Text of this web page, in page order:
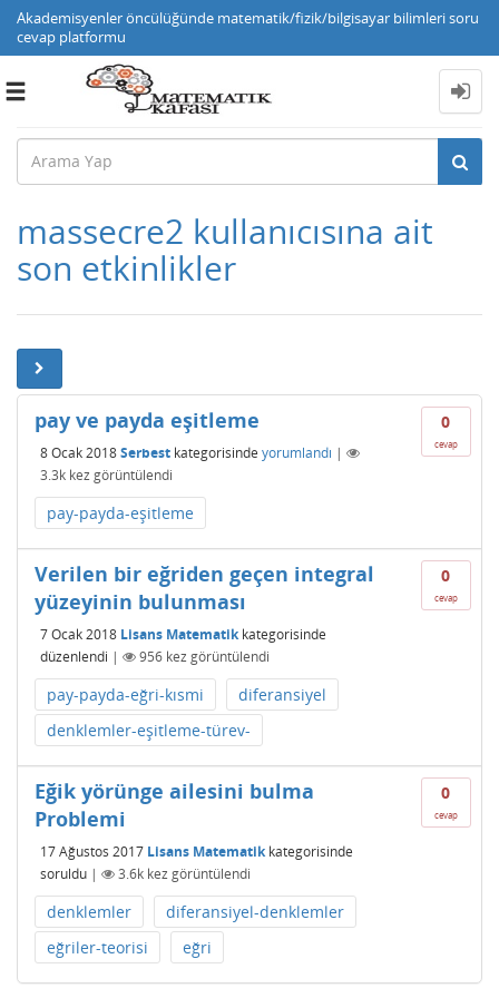
Akademisyenler öncülüğünde matematik/fizik/bilgisayar bilimleri soru
cevap platformu
Toggle
massecre2 kullanıcısına ait
son etkinlikler
0
cevap
pay ve payda eşitleme
8 Ocak 2018Serbest kategorisinde yorumlandı |
3.3k kez görüntülendi
pay-payda-eşitleme
0
cevap
Verilen bir eğriden geçen integral
yüzeyinin bulunması
7 Ocak 2018 Lisans Matematikkategorisinde
düzenlendi | 956 kez görüntülendi
pay-payda-eğri-kısmi
diferansiyel
denklemler-eşitleme-türev-
0
cevap
Eğik yörünge ailesini bulma
Problemi
17 Ağustos 2017 Lisans Matematikkategorisinde
soruldu | 3.6k kez görüntülendi
denklemler
diferansiyel-denklemler
eğriler-teorisi
eğri